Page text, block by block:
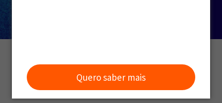
Quero saber mais